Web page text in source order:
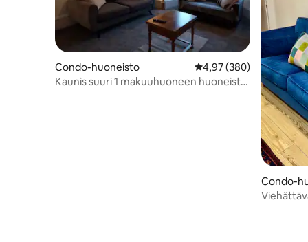
Condo-huoneisto Keskimääräinen arvio
4,97 (380)
Kaunis suuri 1 makuuhuoneen huoneisto,
Condo-
Lähellä